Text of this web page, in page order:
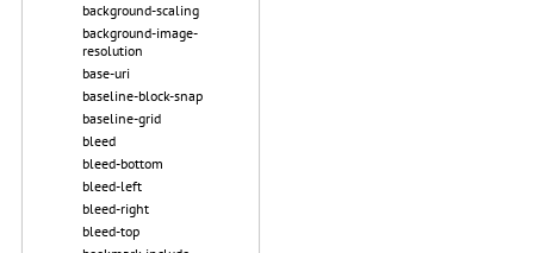
background-scaling
background-image-
resolution
base-uri
baseline-block-snap
baseline-grid
bleed
bleed-bottom
bleed-left
bleed-right
bleed-top